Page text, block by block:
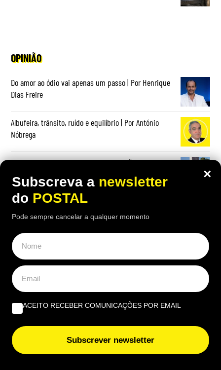
OPINIÃO
Do amor ao ódio vai apenas um passo | Por Henrique
Dias Freire
Albufeira, trânsito, ruído e equilíbrio | Por António
Nóbrega
Governantes no Algarve: de reino a região transnacional
| Por Virgílio Machado
EUROPE DIRECT ALGARVE
Beatriz Garcia, 40 Anos de ECoCs, a família Ecoc e a
Next Culture | Por João Palmeiro
×
Subscreva a newsletter
do POSTAL
Pode sempre cancelar a qualquer momento
ACEITO RECEBER COMUNICAÇÕES POR EMAIL
Subscrever newsletter